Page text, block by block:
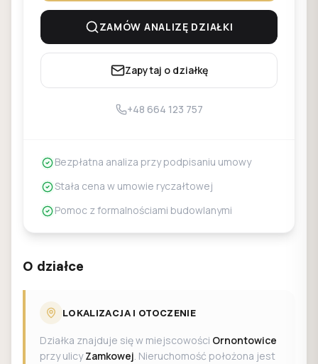
ZAMÓW ANALIZĘ DZIAŁKI
Zapytaj o działkę
+48 664 123 757
Bezpłatna analiza przy podpisaniu umowy
Stała cena w umowie ryczałtowej
Pomoc z formalnościami budowlanymi
O działce
LOKALIZACJA I OTOCZENIE
Działka znajduje się w miejscowości Ornontowice
przy ulicyZamkowej. Nieruchomość położona jest